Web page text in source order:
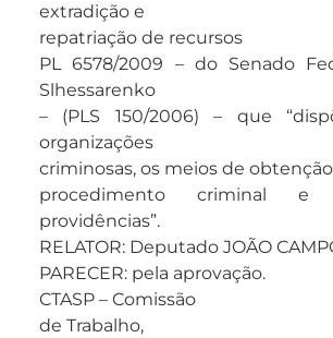
extradição e
repatriação de recursos
PL 6578/2009 – do Senado
Slhessarenko
– (PLS 150/2006) – que
organizações
criminosas, os meios de
procedimento criminal
providências”.
RELATOR: Deputado JOÃO
PARECER: pela aprovação.
CTASP – Comissão
de Trabalho,